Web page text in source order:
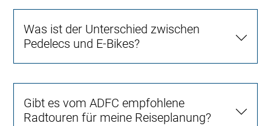
Was ist der Unterschied zwischen
Pedelecs und E-Bikes?
Gibt es vom ADFC empfohlene
Radtouren für meine Reiseplanung?